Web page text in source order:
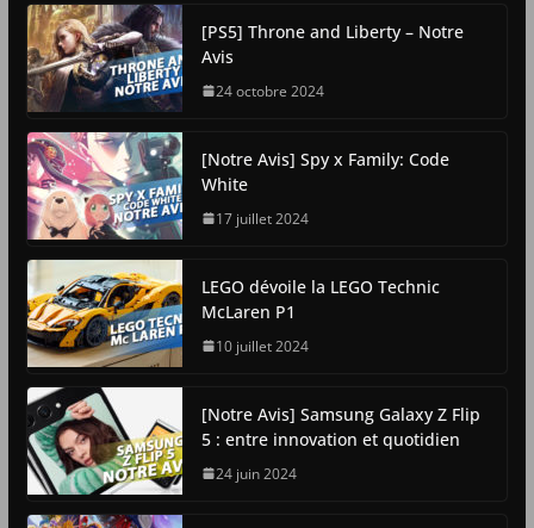
[PS5] Throne and Liberty – Notre
Avis
24 octobre 2024
[Notre Avis] Spy x Family: Code
White
17 juillet 2024
LEGO dévoile la LEGO Technic
McLaren P1
10 juillet 2024
[Notre Avis] Samsung Galaxy Z Flip
5 : entre innovation et quotidien
24 juin 2024